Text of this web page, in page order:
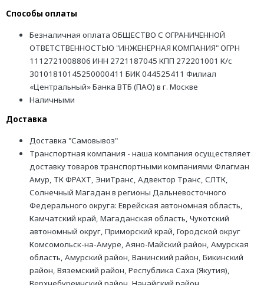
Способы оплаты
Безналичная оплата ОБЩЕСТВО С ОГРАНИЧЕННОЙ
ОТВЕТСТВЕННОСТЬЮ "ИНЖЕНЕРНАЯ КОМПАНИЯ" ОГРН
1112721008806 ИНН 2721187045 КПП 272201001 К/с
30101810145250000411 БИК 044525411 Филиал
«Центральный» Банка ВТБ (ПАО) в г. Москве
Наличными
Доставка
Доставка "Самовывоз"
Транспортная компания - наша компания осуществляет
доставку товаров транспортными компаниями Флагман
Амур, ТК ФРАХТ, ЭниТранс, Адвектор Транс, СЛТК,
Солнечный Магадан в регионы Дальневосточного
Федерального округа: Еврейская автономная область,
Камчатский край, Магаданская область, Чукотский
автономный округ, Приморский край, Городской округ
Комсомольск-на-Амуре, Аяно-Майский район, Амурская
область, Амурский район, Ванинский район, Бикинский
район, Вяземский район, Республика Саха (Якутия),